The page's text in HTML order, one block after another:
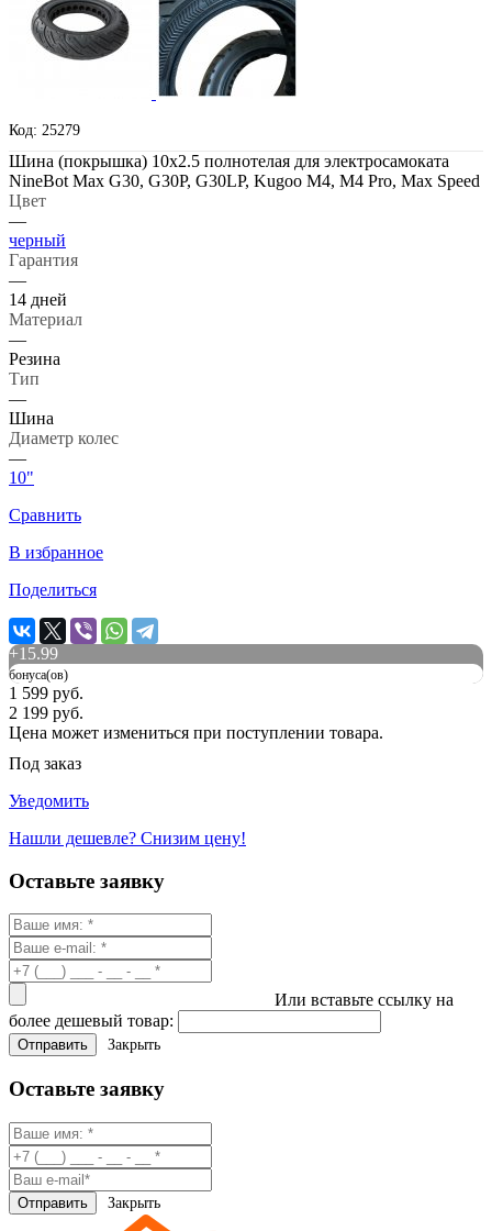
Код: 25279
Шина (покрышка) 10x2.5 полнотелая для электросамоката
NineBot Max G30, G30P, G30LP, Kugoo M4, M4 Pro, Max Speed
Цвет
—
черный
Гарантия
—
14 дней
Материал
—
Резина
Тип
—
Шина
Диаметр колес
—
10"
Сравнить
В избранное
Поделиться
+15.99
бонуса(ов)
1 599 руб.
2 199 руб.
Цена может измениться при поступлении товара.
Под заказ
Уведомить
Нашли дешевле? Снизим цену!
Оставьте заявку
Или вставьте ссылку на
более дешевый товар:
Закрыть
Оставьте заявку
Закрыть